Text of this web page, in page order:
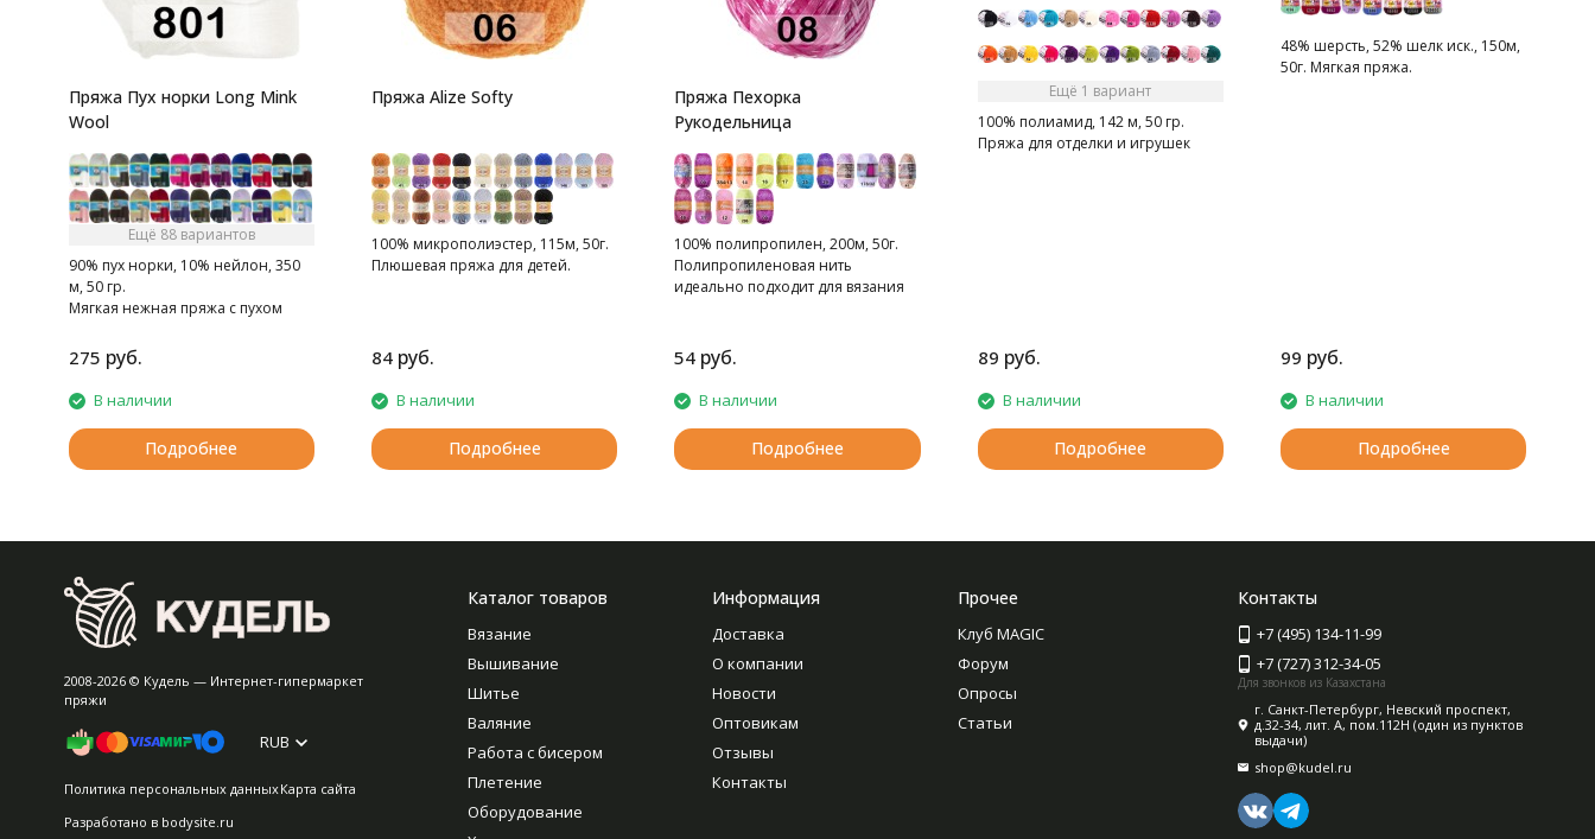
Пряжа Пух норки Long Mink
Wool
Ещё 88 вариантов
90% пух норки, 10% нейлон, 350
м, 50 гр.
Мягкая нежная пряжа с пухом
275 руб.
В наличии
Подробнее
Пряжа Alize Softy
100% микрополиэстер, 115м, 50г.
Плюшевая пряжа для детей.
84 руб.
В наличии
Подробнее
Пряжа Пехорка
Рукодельница
100% полипропилен, 200м, 50г.
Полипропиленовая нить
идеально подходит для вязания
украшений
54 руб.
В наличии
Подробнее
Ещё 1 вариант
100% полиамид, 142 м, 50 гр.
Пряжа для отделки и игрушек
89 руб.
В наличии
Подробнее
48% шерсть, 52% шелк иск., 150м,
50г. Мягкая пряжа.
99 руб.
В наличии
Подробнее
2008-2026 © Кудель — Интернет-гипермаркет
пряжи
RUB
Политика персональных данныхКарта сайта
Разработано в bodysite.ru
Каталог товаров
Вязание
Вышивание
Шитье
Валяние
Работа с бисером
Плетение
Оборудование
Информация
Доставка
О компании
Новости
Оптовикам
Отзывы
Контакты
Прочее
Клуб MAGIC
Форум
Опросы
Статьи
Контакты
+7 (495) 134-11-99
+7 (727) 312-34-05
Для звонков из Казахстана
г. Санкт-Петербург, Невский проспект,
д.32-34, лит. А, пом.112Н (один из пунктов
выдачи)
shop@kudel.ru